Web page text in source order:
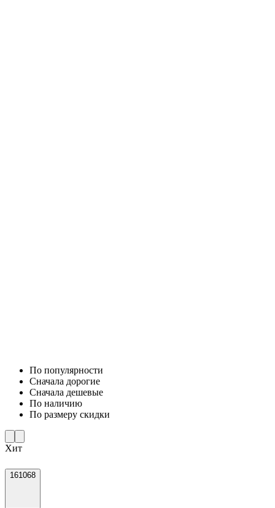
По популярности
Cначала дорогие
Cначала дешевые
По наличию
По размеру скидки
Хит
161068